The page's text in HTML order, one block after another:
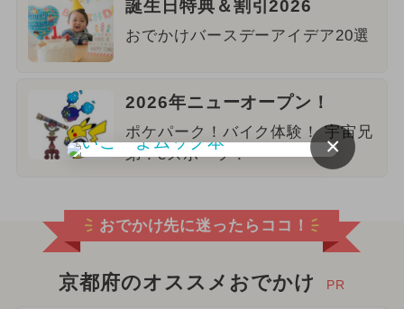
誕生日特典＆割引2026
おでかけバースデーアイデア20選
2026年ニューオープン！
ポケパーク！バイク体験！ 宇宙兄
弟！eスポーツ！
おでかけ先に迷ったらココ！
京都府のオススメおでかけ PR
×